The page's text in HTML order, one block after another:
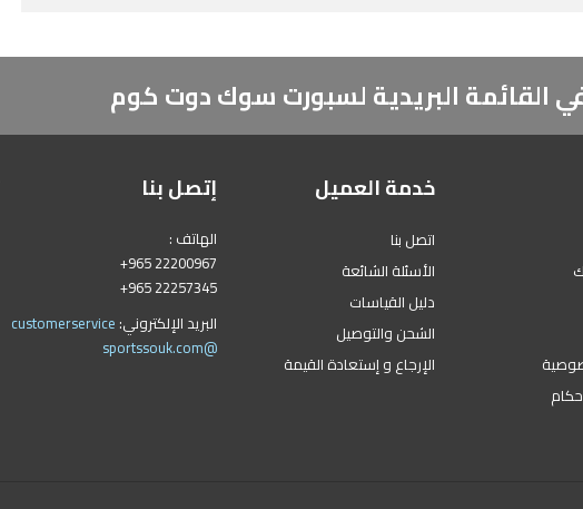
القائمة البريدية لسبورت سوك دوت كوم
خدمة العميل
اتصل بنا
الأسئلة الشائعة
دليل القياسات
الشحن والتوصيل
الإرجاع و إستعادة القيمة
إتصل بنا
الهاتف :
+965 22200967
+965 22257345
البريد الإلكتروني: customerservice
@sportssouk.com